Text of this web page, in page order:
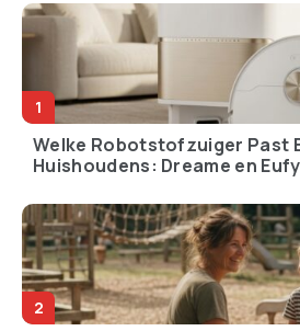
Welke Robotstofzuiger Past
Huishoudens: Dreame en